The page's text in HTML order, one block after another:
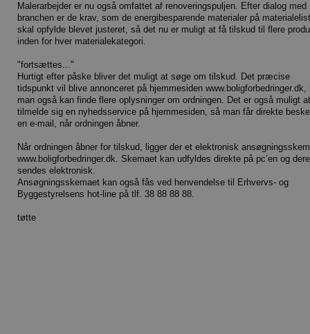
Malerarbejder er nu også omfattet af renoveringspuljen. Efter dialog med
branchen er de krav, som de energibesparende materialer på
skal opfylde blevet justeret, så det nu er muligt at få tilskud til flere
inden for hver materialekategori.
"fortsættes..."
Hurtigt efter påske bliver det muligt at søge om tilskud. Det præcise
tidspunkt vil blive annonceret på hjemmesiden www.boligforbedringer.dk,
man også kan finde flere oplysninger om ordningen. Det er også muligt at
tilmelde sig en nyhedsservice på hjemmesiden, så man får direkte
en e-mail, når ordningen åbner.
Når ordningen åbner for tilskud, ligger der et elektronisk
www.boligforbedringer.dk. Skemaet kan udfyldes direkte på pc’en og
sendes elektronisk.
Ansøgningsskemaet kan også fås ved henvendelse til Erhvervs- og
Byggestyrelsens hot-line på tlf. 38 88 88 88.
tøtte